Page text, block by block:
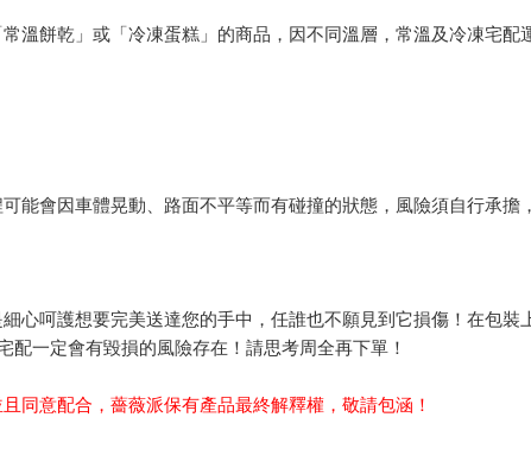
溫餅乾」或「冷凍蛋糕」的商品，因不同溫層，常溫及冷凍宅配
能會因車體晃動、路面不平等而有碰撞的狀態，風險須自行承
心呵護想要完美送達您的手中，任誰也不願見到它損傷！在包
一定會有毀損的風險存在！請思考周全再下單！
同意配合，薔薇派保有產品最終解釋權，敬請包涵！